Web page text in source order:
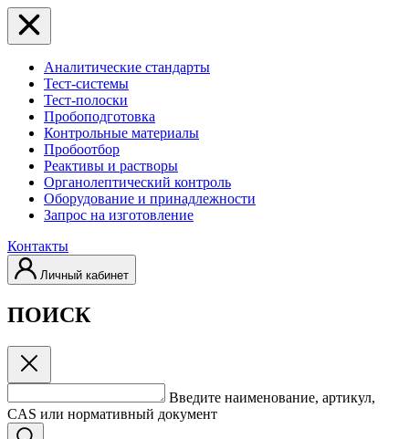
Аналитические стандарты
Тест-системы
Тест-полоски
Пробоподготовка
Контрольные материалы
Пробоотбор
Реактивы и растворы
Органолептический контроль
Оборудование и принадлежности
Запрос на изготовление
Контакты
Личный кабинет
ПОИСК
Введите наименование, артикул,
CAS или нормативный документ